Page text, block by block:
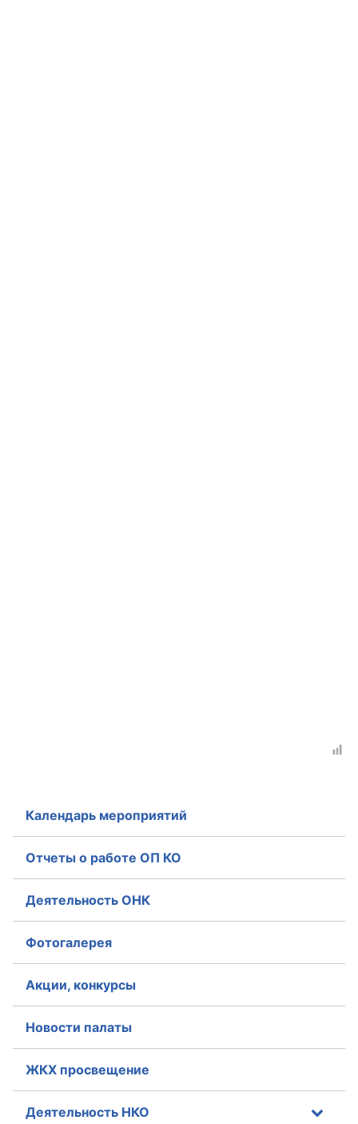
Календарь мероприятий
Отчеты о работе ОП КО
Деятельность ОНК
Фотогалерея
Акции, конкурсы
Новости палаты
ЖКХ просвещение
Деятельность НКО